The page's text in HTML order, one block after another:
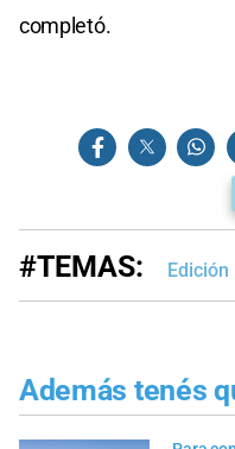
completó.
#TEMAS:
Además tenés